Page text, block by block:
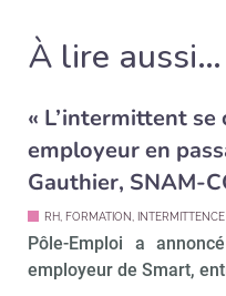
À lire aussi…
« L’intermittent se
employeur en
Gauthier, SNAM-
RH, FORMATION, INTERMITTENCE
Pôle-Emploi a
employeur de Smart,